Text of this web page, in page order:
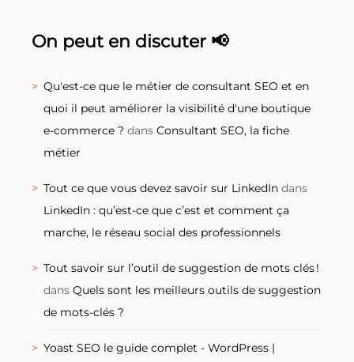
On peut en discuter 📢
Qu'est-ce que le métier de consultant SEO et en
quoi il peut améliorer la visibilité d'une boutique
e-commerce ? dans Consultant SEO, la fiche
métier
Tout ce que vous devez savoir sur LinkedIn dans
LinkedIn : qu’est-ce que c’est et comment ça
marche, le réseau social des professionnels
Tout savoir sur l’outil de suggestion de mots clés !
dans Quels sont les meilleurs outils de suggestion
de mots-clés ?
Yoast SEO le guide complet - WordPress |